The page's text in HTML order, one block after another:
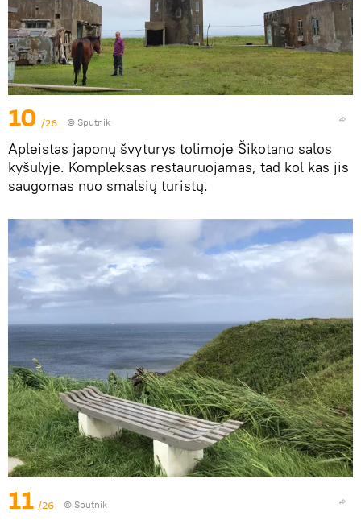
10 /26 © Sputnik
Apleistas japonų švyturys tolimoje Šikotano salos
kyšulyje. Kompleksas restauruojamas, tad kol kas jis
saugomas nuo smalsių turistų.
11 /26 © Sputnik